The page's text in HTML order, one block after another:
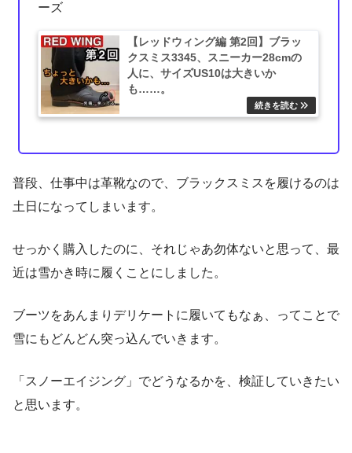
ーズ
【レッドウィング編 第2回】ブラッ
クスミス3345、スニーカー28cmの
人に、サイズUS10は大きいか
も……。
普段、仕事中は革靴なので、ブラックスミスを履けるのは
土日になってしまいます。
せっかく購入したのに、それじゃあ勿体ないと思って、最
近は雪かき時に履くことにしました。
ブーツをあんまりデリケートに履いてもなぁ、ってことで
雪にもどんどん突っ込んでいきます。
「スノーエイジング」でどうなるかを、検証していきたい
と思います。